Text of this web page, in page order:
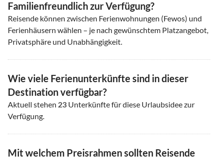
Familienfreundlich zur Verfügung?
Reisende können zwischen Ferienwohnungen (Fewos) und
Ferienhäusern wählen – je nach gewünschtem Platzangebot,
Privatsphäre und Unabhängigkeit.
Wie viele Ferienunterkünfte sind in dieser
Destination verfügbar?
Aktuell stehen 23 Unterkünfte für diese Urlaubsidee zur
Verfügung.
Mit welchem Preisrahmen sollten Reisende